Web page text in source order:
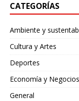
CATEGORÍAS
Ambiente y
Cultura y Artes
Deportes
Economía y Negocios
General